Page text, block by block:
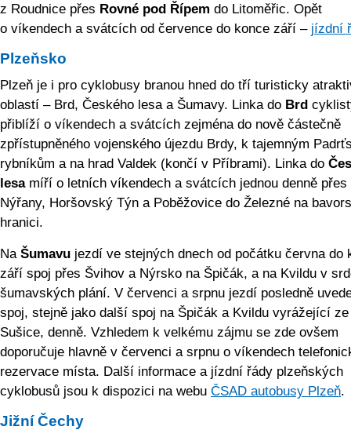
z Roudnice přes Rovné pod Řípem do Litoměřic. Opět
o víkendech a svátcích od července do konce září – jízdní
Plzeňsko
Plzeň je i pro cyklobusy branou hned do tří turisticky
oblastí – Brd, Českého lesa a Šumavy. Linka do Brd
přiblíží o víkendech a svátcích zejména do nově částečně
zpřístupněného vojenského újezdu Brdy, k tajemným
rybníkům a na hrad Valdek (končí v Příbrami). Linka do
lesamíří o letních víkendech a svátcích jednou denně přes
Nýřany, Horšovský Týn a Poběžovice do Železné na
hranici.
Na Šumavu jezdí ve stejných dnech od počátku června do
září spoj přes Švihov a Nýrsko na Špičák, a na Kvildu v
šumavských plání. V červenci a srpnu jezdí posledně
spoj, stejně jako další spoj na Špičák a Kvildu vyrážející ze
Sušice, denně. Vzhledem k velkému zájmu se zde ovšem
doporučuje hlavně v červenci a srpnu o víkendech
rezervace místa. Další informace a jízdní řády plzeňských
cyklobusů jsou k dispozici na webu ČSAD autobusy Plzeň.
Jižní Čechy